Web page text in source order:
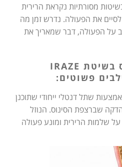
מסורתיות נקראת הרירית
לסיים את הפעולה. נדרש זמן מה
על הפעולה, דבר שמאריך את
תהליך הרמת סינוס בשיטת IRAZE
פשוטים:
שתל דנטלי ייחודי שתוכנן
שברצפת הסינוס. הנוזל
שלמות הרירית ומונע פעולה